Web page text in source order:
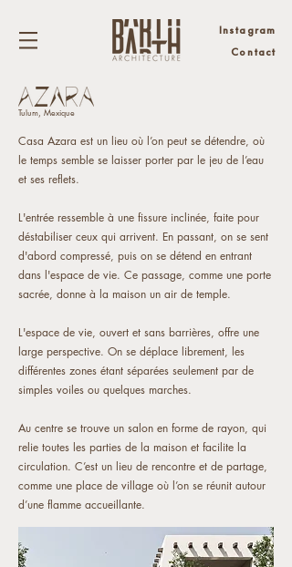
Instagram
Contact
Tulum, Mexique
Casa Azara est un lieu où l’on peut se détendre, où
le temps semble se laisser porter par le jeu de l’eau
et ses reflets.
L'entrée ressemble à une fissure inclinée, faite pour
déstabiliser ceux qui arrivent. En passant, on se sent
d'abord compressé, puis on se détend en entrant
dans l'espace de vie. Ce passage, comme une porte
sacrée, donne à la maison un air de temple.
L'espace de vie, ouvert et sans barrières, offre une
large perspective. On se déplace librement, les
différentes zones étant séparées seulement par de
simples voiles ou quelques marches.
Au centre se trouve un salon en forme de rayon, qui
relie toutes les parties de la maison et facilite la
circulation. C’est un lieu de rencontre et de partage,
comme une place de village où l’on se réunit autour
d’une flamme accueillante.